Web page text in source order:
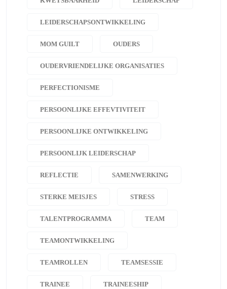
LEIDERSCHAPSONTWIKKELING
MOM GUILT OUDERS
OUDERVRIENDELIJKE ORGANISATIES
PERFECTIONISME
PERSOONLIJKE EFFEVTIVITEIT
PERSOONLIJKE ONTWIKKELING
PERSOONLIJK LEIDERSCHAP
REFLECTIE SAMENWERKING
STERKE MEISJES STRESS
TALENTPROGRAMMA TEAM
TEAMONTWIKKELING
TEAMROLLEN TEAMSESSIE
TRAINEE TRAINEESHIP